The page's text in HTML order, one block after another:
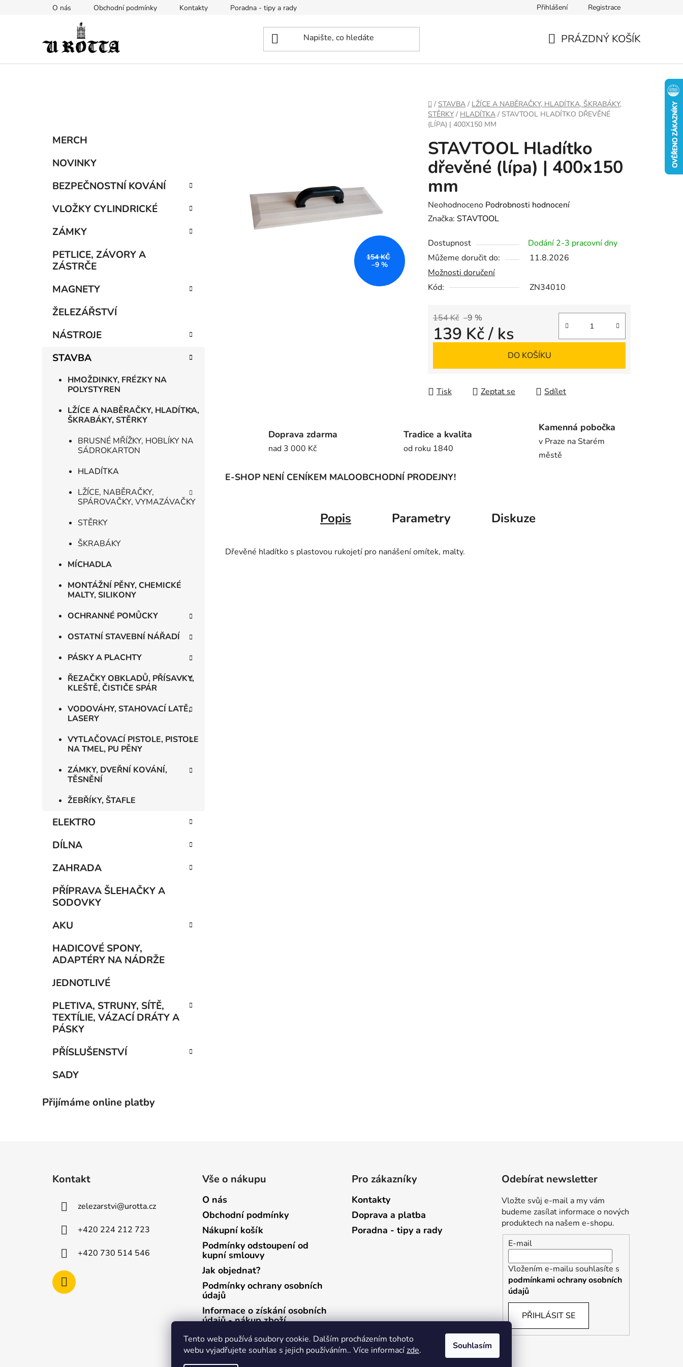
Tento web používá soubory cookie. Dalším procházením tohoto
webu vyjadřujete souhlas s jejich používáním.. Více informacízde. Souhlasím
O nás Obchodní podmínky Kontakty Poradna - tipy a rady Přihlášení Registrace
PRÁZDNÝ KOŠÍK
DOMŮ
/ STAVBA / LŽÍCE A NABĚRAČKY, HLADÍTKA, ŠKRABÁKY,
STĚRKY / HLADÍTKA / STAVTOOL HLADÍTKO DŘEVĚNÉ
(LÍPA) | 400X150 MM
Přeskočit
kategorie
MERCH
NOVINKY
BEZPEČNOSTNÍ KOVÁNÍ
VLOŽKY CYLINDRICKÉ
ZÁMKY
PETLICE, ZÁVORY A
ZÁSTRČE
MAGNETY
ŽELEZÁŘSTVÍ
NÁSTROJE
STAVBA
HMOŽDINKY, FRÉZKY NA
POLYSTYREN
LŽÍCE A NABĚRAČKY, HLADÍTKA,
ŠKRABÁKY, STĚRKY
BRUSNÉ MŘÍŽKY, HOBLÍKY NA
SÁDROKARTON
HLADÍTKA
LŽÍCE, NABĚRAČKY,
SPÁROVAČKY, VYMAZÁVAČKY
STĚRKY
ŠKRABÁKY
MÍCHADLA
MONTÁŽNÍ PĚNY, CHEMICKÉ
MALTY, SILIKONY
OCHRANNÉ POMŮCKY
OSTATNÍ STAVEBNÍ NÁŘADÍ
PÁSKY A PLACHTY
ŘEZAČKY OBKLADŮ, PŘÍSAVKY,
KLEŠTĚ, ČISTIČE SPÁR
VODOVÁHY, STAHOVACÍ LATĚ,
LASERY
VYTLAČOVACÍ PISTOLE, PISTOLE
NA TMEL, PU PĚNY
ZÁMKY, DVEŘNÍ KOVÁNÍ,
TĚSNĚNÍ
ŽEBŘÍKY, ŠTAFLE
ELEKTRO
DÍLNA
ZAHRADA
PŘÍPRAVA ŠLEHAČKY A
SODOVKY
AKU
HADICOVÉ SPONY,
ADAPTÉRY NA NÁDRŽE
JEDNOTLIVÉ
PLETIVA, STRUNY, SÍTĚ,
TEXTÍLIE, VÁZACÍ DRÁTY A
PÁSKY
PŘÍSLUŠENSTVÍ
SADY
Přijímáme online platby
STAVTOOL Hladítko
dřevěné (lípa) | 400x150
mm
Průměrné
hodnocení
je
0,0
z
5
Neohodnoceno Podrobnosti hodnocení
Značka: STAVTOOL
Dostupnost
Dodání 2-3 pracovní dny
Můžeme doručit do:
11.8.2026
Možnosti doručení
Kód:
ZN34010
154 Kč –9 %
139 Kč/ ks
DO KOŠÍKU
Tisk Zeptat se Sdílet
154 KČ
–9 %
Doprava zdarma
nad 3 000 Kč
Tradice a kvalita
od roku 1840
Kamenná pobočka
v Praze na Starém
městě
E-SHOP NENÍ CENÍKEM MALOOBCHODNÍ PRODEJNY!
Popis Parametry Diskuze
Dřevěné hladítko s plastovou rukojetí pro nanášení omítek, malty.
Kontakt
zelezarstvi@urotta.cz
+420 224 212 723
+420 730 514 546
Vše o nákupu
O nás
Obchodní podmínky
Nákupní košík
Podmínky odstoupení od
kupní smlouvy
Jak objednat?
Podmínky ochrany osobních
údajů
Informace o získání osobních
údajů - nákup zboží
Informace o získání osobních
údajů - zasílání newsletterů
Pro zákazníky
Kontakty
Doprava a platba
Poradna - tipy a rady
Odebírat newsletter
Vložte svůj e-mail a my vám
budeme zasílat informace o nových
produktech na našem e-shopu.
E-mail
Vložením e-mailu souhlasíte s
podmínkami ochrany osobních
údajů
PŘIHLÁSIT SE